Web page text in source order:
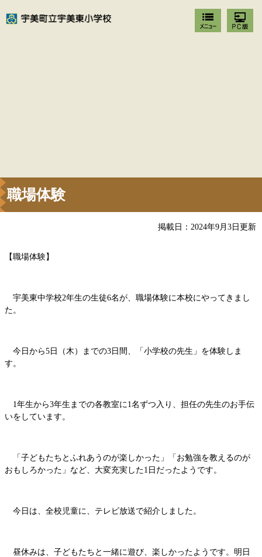
職場体験
掲載日：2024年9月3日更新
【職場体験】
宇美東中学校2年生の生徒6名が、職場体験に本校にやってきまし
た。
今日から5日（木）までの3日間、「小学校の先生」を体験しま
す。
1年生から3年生までの各教室に1名ずつ入り、担任の先生のお手伝
いをしています。
「子どもたちとふれあうのが楽しかった」「お勉強を教えるのが
おもしろかった」など、大変充実した1日だったようです。
今日は、全校児童に、テレビ放送で紹介しました。
昼休みは、子どもたちと一緒に遊び、楽しかったようです。明日